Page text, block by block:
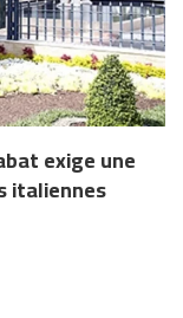
exige une
italiennes